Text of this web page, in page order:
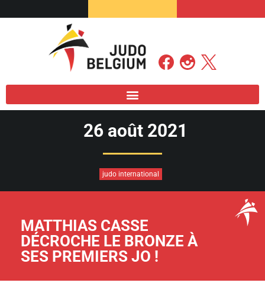
26 août 2021
judo international
MATTHIAS CASSE
DÉCROCHE LE BRONZE À
SES PREMIERS JO !